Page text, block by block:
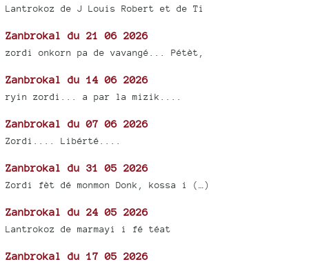
Lantrokoz de J Louis Robert et de Ti
Zanbrokal du 21 06 2026
zordi onkorn pa de vavangé... Pétèt,
Zanbrokal du 14 06 2026
ryin zordi... a par la mizik....
Zanbrokal du 07 06 2026
Zordi.... Libérté....
Zanbrokal du 31 05 2026
Zordi fèt dé monmon Donk, kossa i (…)
Zanbrokal du 24 05 2026
Lantrokoz de marmayi i fé téat
Zanbrokal du 17 05 2026